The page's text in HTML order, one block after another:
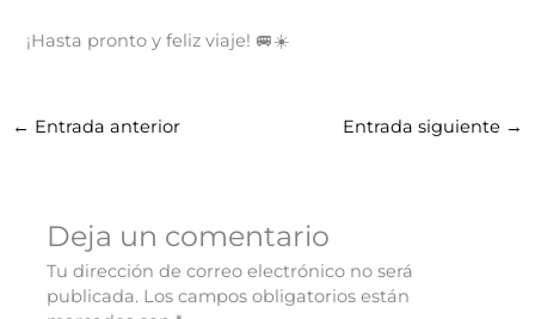
¡Hasta pronto y feliz viaje! 🚐☀️
← Entrada anterior Entrada siguiente →
Deja un comentario
Tu dirección de correo electrónico no será
publicada. Los campos obligatorios están